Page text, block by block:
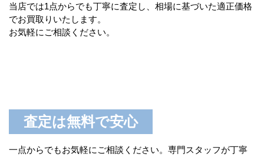
当店では1点からでも丁寧に査定し、相場に基づいた適正価格
でお買取りいたします。
お気軽にご相談ください。
査定は無料で安心
一点からでもお気軽にご相談ください。専門スタッフが丁寧